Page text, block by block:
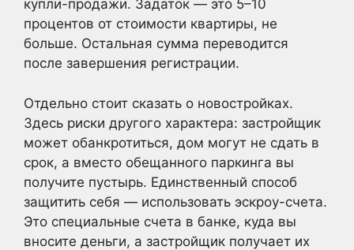
купли-продажи. Задаток — это 5–10
процентов от стоимости квартиры, не
больше. Остальная сумма переводится
после завершения регистрации.
Отдельно стоит сказать о новостройках.
Здесь риски другого характера: застройщик
может обанкротиться, дом могут не сдать в
срок, а вместо обещанного паркинга вы
получите пустырь. Единственный способ
защитить себя — использовать эскроу-счета.
Это специальные счета в банке, куда вы
вносите деньги, а застройщик получает их